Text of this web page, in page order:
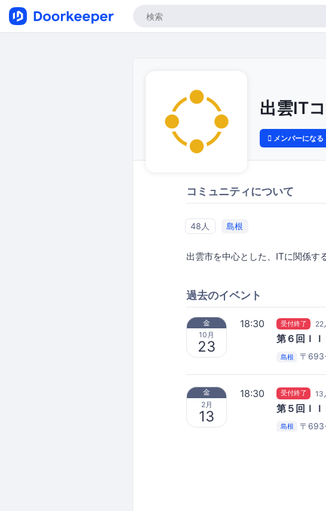
出雲IT
メンバーになる
コミュニティについて
48人 島根
出雲市を中心とした、ITに関係す
過去のイベント
金
10月
23
18:30 受付終了 22
第６回Ｉ
島根 〒
金
2月
13
18:30 受付終了 13
第５回Ｉ
島根 〒